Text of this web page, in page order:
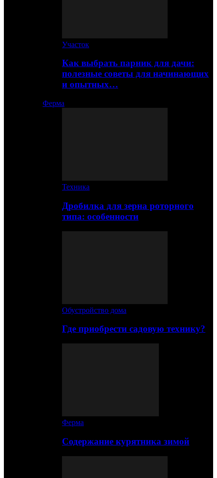
Участок
Как выбрать парник для дачи:
полезные советы для начинающих
и опытных…
Ферма
Техника
Дробилка для зерна роторного
типа: особенности
Обустройство дома
Где приобрести садовую технику?
Ферма
Содержание курятника зимой